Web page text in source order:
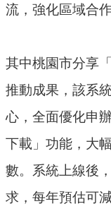
民
資
訊
公
開
所
機
流，強化區域合作
其中桃園市分享
推動成果，該系
心，全面優化申
下載」功能，大
數。系統上線後
求，每年預估可